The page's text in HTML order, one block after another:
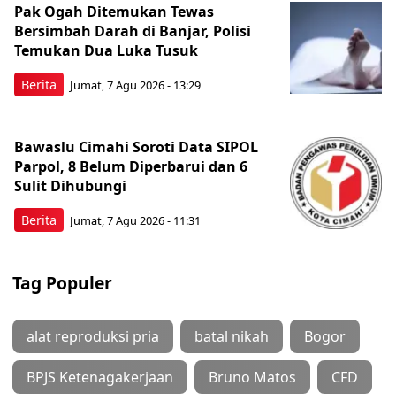
Berita
Pak Ogah Ditemukan Tewas
Bersimbah Darah di Banjar, Polisi
Temukan Dua Luka Tusuk
Jumat, 7 Agu 2026 - 13:29
Berita
Bawaslu Cimahi Soroti Data SIPOL
Parpol, 8 Belum Diperbarui dan 6
Sulit Dihubungi
Jumat, 7 Agu 2026 - 11:31
Tag Populer
alat reproduksi pria batal nikah Bogor
BPJS Ketenagakerjaan Bruno Matos CFD